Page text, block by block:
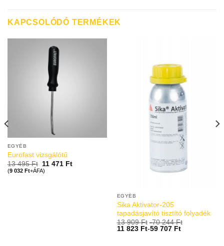
KAPCSOLÓDÓ TERMÉKEK
EGYÉB
Eurofast vizsgálótű
13 495Ft 11 471 Ft
(9 032 Ft+ÁFA)
EGYÉB
Sika Aktivator-205
tapadásjavító tisztító folyadék
13 909Ft -70 244Ft
11 823 Ft-59 707 Ft